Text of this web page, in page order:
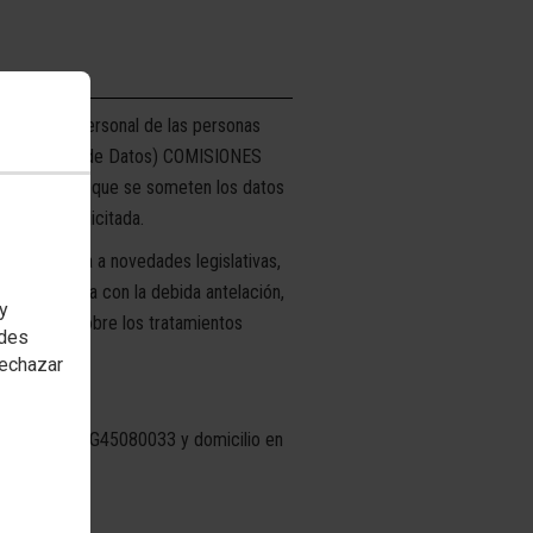
carácter personal de las personas
de Datos) COMISIONES
usos a los que se someten los datos
solicitada.
adaptarla a novedades legislativas,
anunciada con la debida antelación,
sobre los tratamientos
CIF: G45080033 y domicilio en